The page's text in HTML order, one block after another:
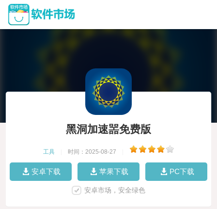
黑洞加速噐免费版
工具 时间：2025-08-27
安卓下载 苹果下载 PC下载
安卓市场，安全绿色